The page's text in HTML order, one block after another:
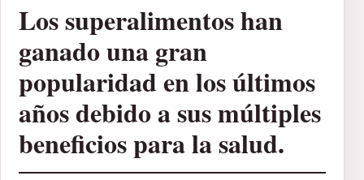
Los superalimentos han
ganado una gran
popularidad en los últimos
años debido a sus múltiples
beneficios para la salud.